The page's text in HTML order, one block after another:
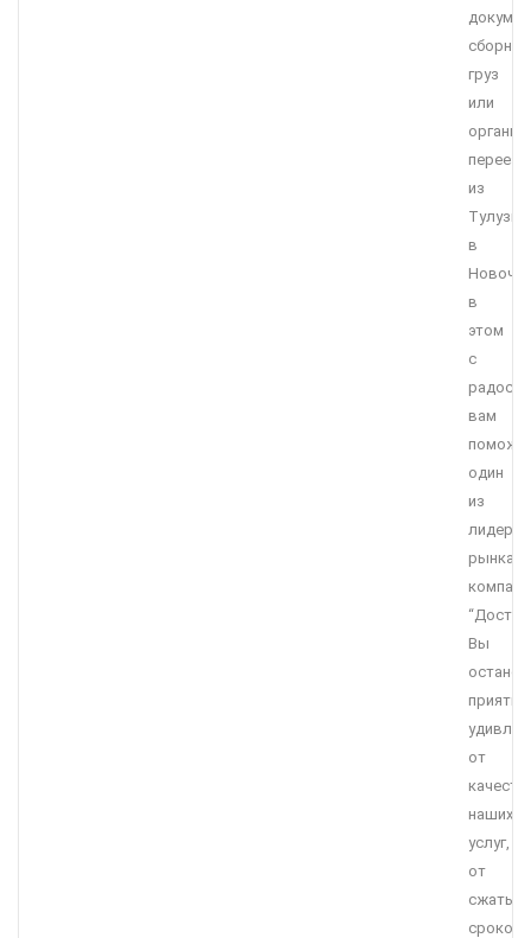
сборный
груз
или
переезд
из
Тулузы
в
в
этом
с
вам
один
из
лидеров
рынка,
Вы
приятно
от
наших
услуг,
от
сжатых
сроков